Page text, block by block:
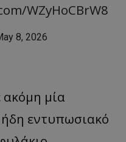
WZyHoCBrW8
8, 2026
μία
εντυπωσιακό